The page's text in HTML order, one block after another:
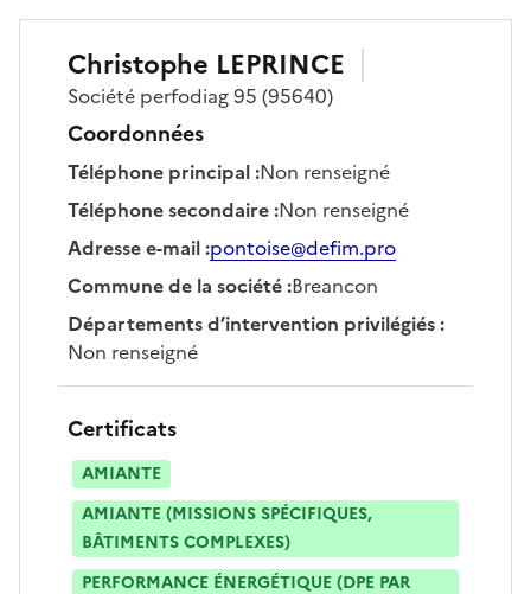
Christophe LEPRINCE
Société perfodiag 95 (95640)
Coordonnées
Téléphone principal:Non renseigné
Téléphone secondaire:Non renseigné
Adresse e-mail:pontoise@defim.pro
Commune de la société:Breancon
Départements d’intervention privilégiés:
Non renseigné
Certificats
AMIANTE
AMIANTE (MISSIONS SPÉCIFIQUES,
BÂTIMENTS COMPLEXES)
PERFORMANCE ÉNERGÉTIQUE (DPE PAR